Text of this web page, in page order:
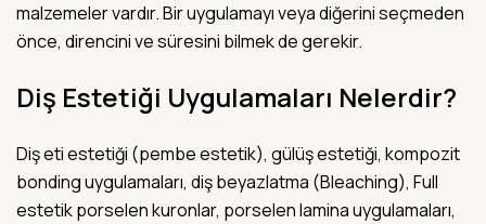
malzemeler vardır. Bir uygulamayı veya diğerini seçmeden
önce, direncini ve süresini bilmek de gerekir.
Diş Estetiği Uygulamaları Nelerdir?
Diş eti estetiği (pembe estetik), gülüş estetiği, kompozit
bonding uygulamaları, diş beyazlatma (Bleaching), Full
estetik porselen kuronlar, porselen lamina uygulamaları,